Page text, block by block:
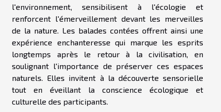
l'environnement, sensibilisent à l'écologie et
renforcent l'émerveillement devant les merveilles
de la nature. Les balades contées offrent ainsi une
expérience enchanteresse qui marque les esprits
longtemps après le retour à la civilisation, en
soulignant l'importance de préserver ces espaces
naturels. Elles invitent à la découverte sensorielle
tout en éveillant la conscience écologique et
culturelle des participants.